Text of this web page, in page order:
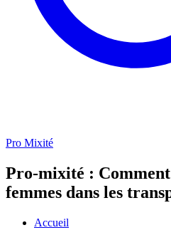
Pro Mixité
Pro-mixité :
femmes dans les
Accueil